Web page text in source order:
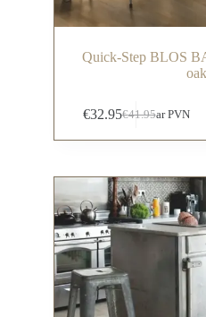
Quick-Step BLOS
€41.95
€32.95 ar PVN